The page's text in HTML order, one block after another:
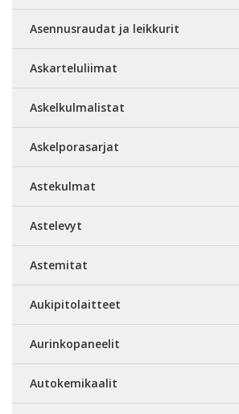
Asennusraudat ja leikkurit
Askarteluliimat
Askelkulmalistat
Askelporasarjat
Astekulmat
Astelevyt
Astemitat
Aukipitolaitteet
Aurinkopaneelit
Autokemikaalit